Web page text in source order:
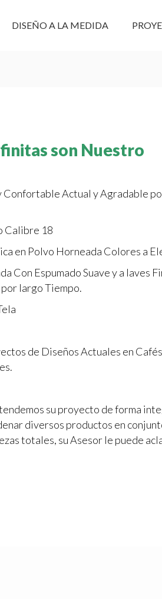
DISEÑO A LA MEDIDA
son Nuestro
Actual y Agradable
Calibre 18
en Polvo Horneada Colores a
Con Espumado Suave y a laves
largo Tiempo.
de Diseños Actuales en
su proyecto de forma
diversos productos en
totales, su Asesor le puede